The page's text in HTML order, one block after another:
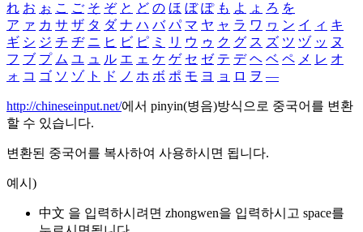
れ お ぉ こ ご そ ぞ と ど の ほ ぼ ぽ も よ ょ ろ を
ア ァ カ サ ザ タ ダ ナ ハ バ パ マ ヤ ャ ラ ワ ヮ ン イ ィ キ
ギ シ ジ チ ヂ ニ ヒ ビ ピ ミ リ ウ ゥ ク グ ス ズ ツ ヅ ッ ヌ
フ ブ プ ム ユ ュ ル エ ェ ケ ゲ セ ゼ テ デ ヘ ベ ペ メ レ オ
ォ コ ゴ ソ ゾ ト ド ノ ホ ボ ポ モ ヨ ョ ロ ヲ ―
http://chineseinput.net/에서 pinyin(병음)방식으로 중국어를 변환
할 수 있습니다.
변환된 중국어를 복사하여 사용하시면 됩니다.
예시)
中文 을 입력하시려면 zhongwen을 입력하시고 space를